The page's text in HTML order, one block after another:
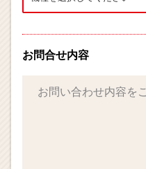
お問合せ内容